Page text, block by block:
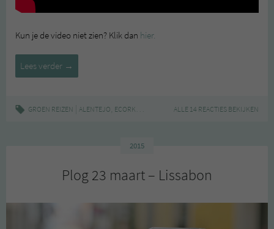
Kun je de video niet zien? Klik dan hier.
Lees verder Video:
Alentejo
→
GROEN REIZEN ALENTEJO, ECORKHOTEL ÉVORA,GROEN REIZEN,KURK,
ALLE 14 REACTIES BEKIJKEN
2015
Plog 23 maart – Lissabon